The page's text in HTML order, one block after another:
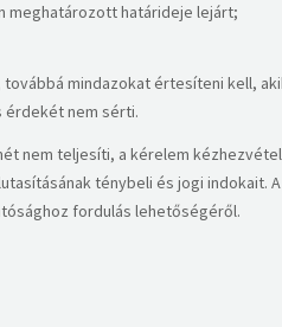
meghatározott határideje lejárt;
mindazokat értesíteni kell,
érdekét nem sérti.
nem teljesíti, a kérelem
ténybeli és jogi
fordulás lehetőségéről.​